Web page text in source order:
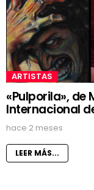
ARTISTAS
«Pulporila», de
Internacional
hace 2 meses
LEER MÁS...